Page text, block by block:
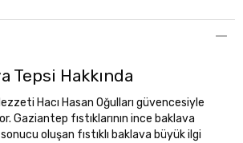
Tepsi Hakkında
Hacı Hasan Oğulları güvencesiyle
Gaziantep fıstıklarının ince baklava
oluşan fıstıklı baklava büyük ilgi